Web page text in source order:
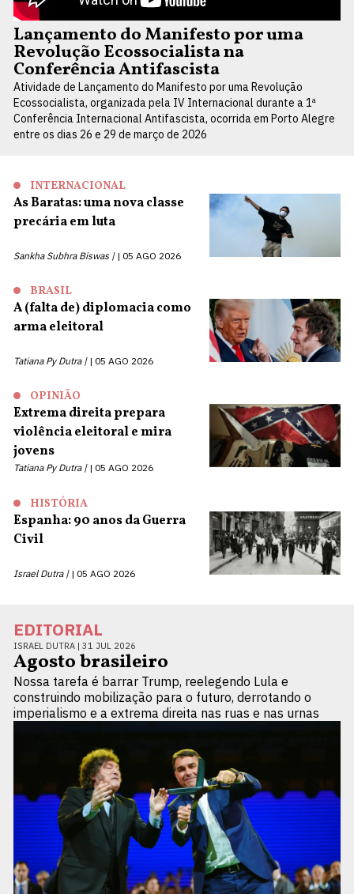
Lançamento do Manifesto por uma
Revolução Ecossocialista na
Conferência Antifascista
Atividade de Lançamento do Manifesto por uma Revolução
Ecossocialista, organizada pela IV Internacional durante a 1ª
Conferência Internacional Antifascista, ocorrida em Porto Alegre
entre os dias 26 e 29 de março de 2026
INTERNACIONAL
As Baratas: uma nova classe
precária em luta
Sankha Subhra Biswas | 05 AGO 2026
BRASIL
A (falta de) diplomacia como
arma eleitoral
Tatiana Py Dutra | 05 AGO 2026
OPINIÃO
Extrema direita prepara
violência eleitoral e mira
jovens
Tatiana Py Dutra | 05 AGO 2026
HISTÓRIA
Espanha: 90 anos da Guerra
Civil
Israel Dutra | 05 AGO 2026
EDITORIAL
ISRAEL DUTRA | 31 JUL 2026
Agosto brasileiro
Nossa tarefa é barrar Trump, reelegendo Lula e
construindo mobilização para o futuro, derrotando o
imperialismo e a extrema direita nas ruas e nas urnas